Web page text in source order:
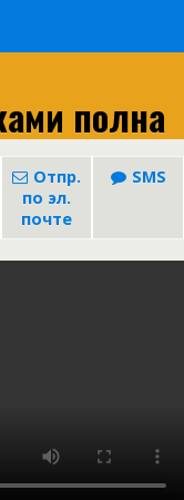
полна
Отпр.
по эл.
почте
SMS